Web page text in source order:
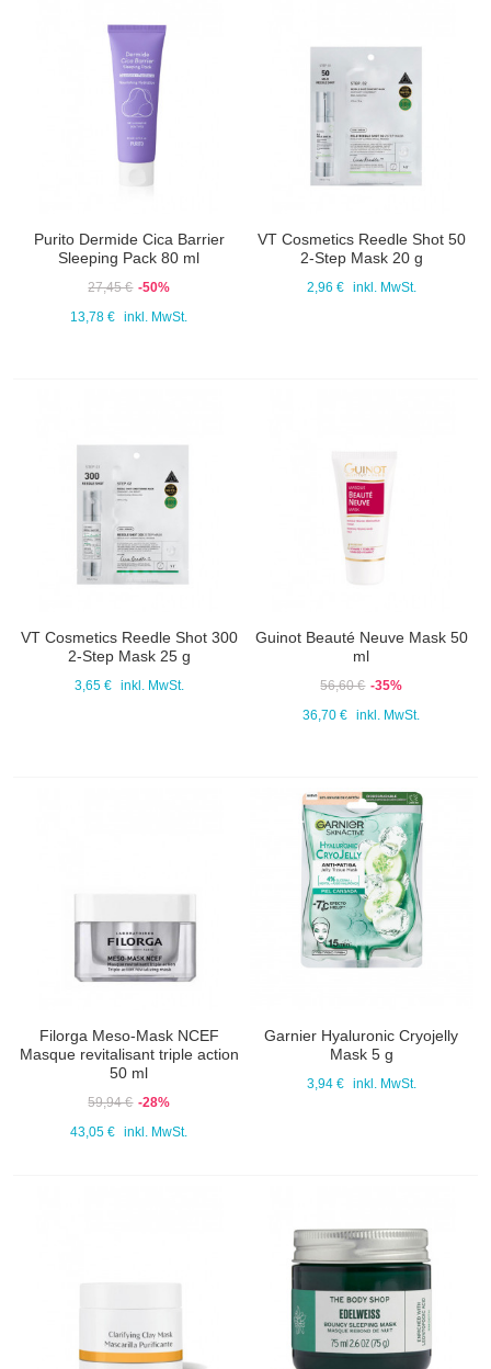
Purito Dermide Cica Barrier
Sleeping Pack 80 ml
27,45 € -50%
13,78 €
inkl. MwSt.
VT Cosmetics Reedle Shot 50
2-Step Mask 20 g
2,96 € inkl. MwSt.
VT Cosmetics Reedle Shot 300
2-Step Mask 25 g
3,65 € inkl. MwSt.
Guinot Beauté Neuve Mask 50
ml
56,60 € -35%
36,70 €
inkl. MwSt.
Filorga Meso-Mask NCEF
Masque revitalisant triple action
50 ml
59,94 € -28%
43,05 €
inkl. MwSt.
Garnier Hyaluronic Cryojelly
Mask 5 g
3,94 € inkl. MwSt.